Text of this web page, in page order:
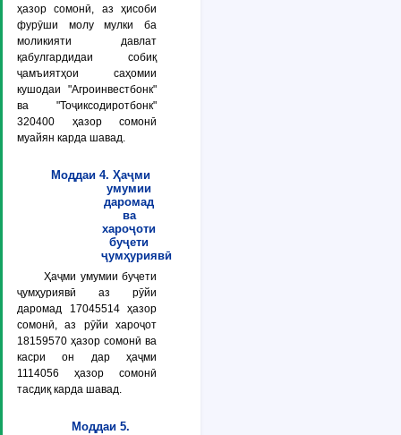
ҳазор сомонӣ, аз ҳисоби
фурӯши молу мулки ба
моликияти давлат
қабулгардидаи собиқ
ҷамъиятҳои саҳомии
кушодаи "Агроинвестбонк"
ва "Тоҷиксодиротбонк"
320400 ҳазор сомонӣ
муайян карда шавад.
Моддаи 4. Ҳаҷми
умумии
даромад
ва
хароҷоти
буҷети
ҷумҳуриявӣ
Ҳаҷми умумии буҷети
ҷумҳуриявӣ аз рӯйи
даромад 17045514 ҳазор
сомонӣ, аз рӯйи хароҷот
18159570 ҳазор сомонӣ ва
касри он дар ҳаҷми
1114056 ҳазор сомонӣ
тасдиқ карда шавад.
Моддаи 5.